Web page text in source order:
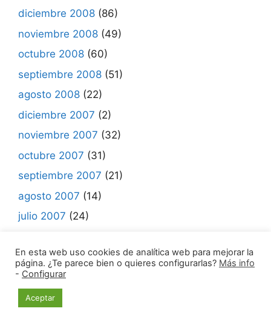
diciembre 2008 (86)
noviembre 2008 (49)
octubre 2008 (60)
septiembre 2008 (51)
agosto 2008 (22)
diciembre 2007 (2)
noviembre 2007 (32)
octubre 2007 (31)
septiembre 2007 (21)
agosto 2007 (14)
julio 2007 (24)
© 2021 Madrid Mueve •
En esta web uso cookies de analítica web para mejorar la
página. ¿Te parece bien o quieres configurarlas? Más info
- Configurar
Aceptar